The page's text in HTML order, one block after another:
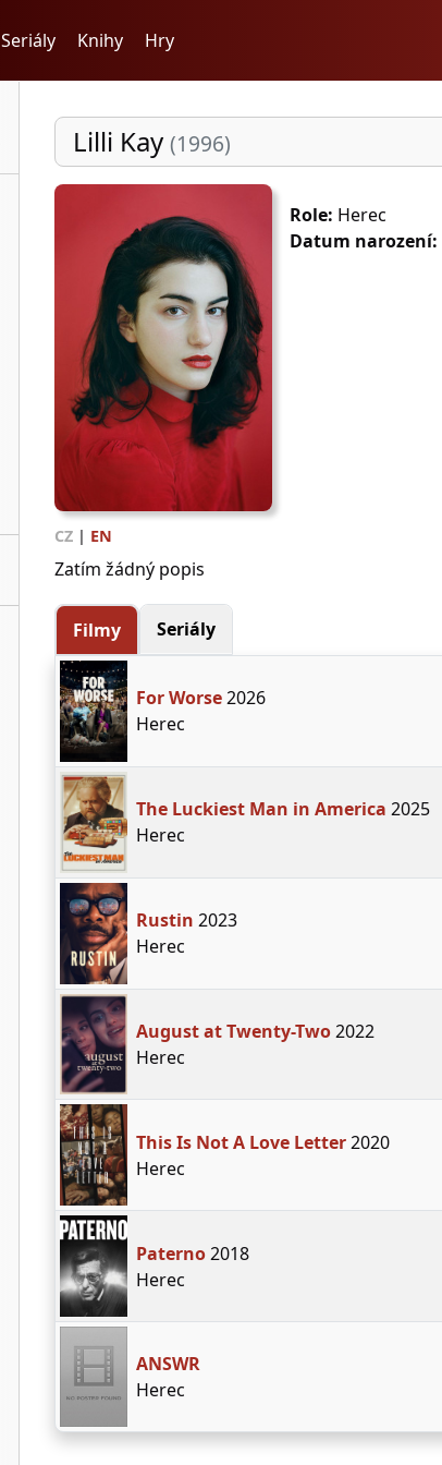
Seriály Knihy Hry
Lilli Kay (1996)
Role: Herec
Datum narození:
CZ | EN
Zatím žádný popis
Filmy Seriály
For Worse2026
Herec
The Luckiest Man in America 2025
Herec
Rustin 2023
Herec
August at Twenty-Two2022
Herec
This Is Not A Love Letter2020
Herec
Paterno2018
Herec
ANSWR
Herec